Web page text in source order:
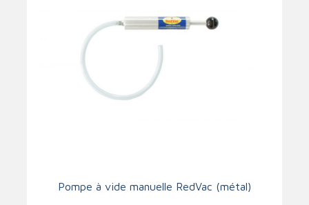
Pompe à vide manuelle RedVac (métal)